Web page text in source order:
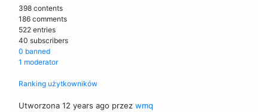
398 contents
186 comments
522 entries
40 subscribers
0 banned
1 moderator
Ranking użytkowników
Utworzona 12 years ago przez wmq